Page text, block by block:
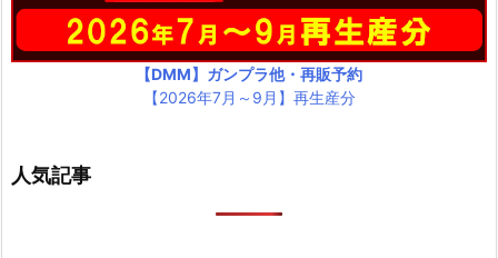
【DMM】ガンプラ他・再販予約
【2026年7月～9月】再生産分
人気記事